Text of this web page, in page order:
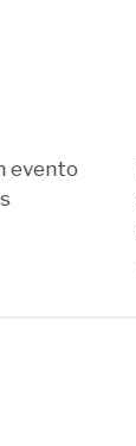
evento